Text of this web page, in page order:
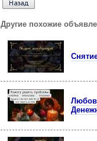
Другие похожие